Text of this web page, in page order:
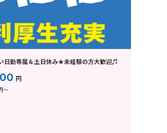
日勤専属＆土日休み★未経験の方大歓迎♬
円
～